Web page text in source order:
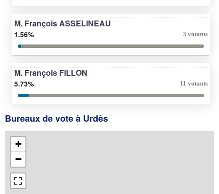
M. François ASSELINEAU
1.56% 3 votants
M. François FILLON
5.73% 11 votants
Bureaux de vote à Urdès
+
−